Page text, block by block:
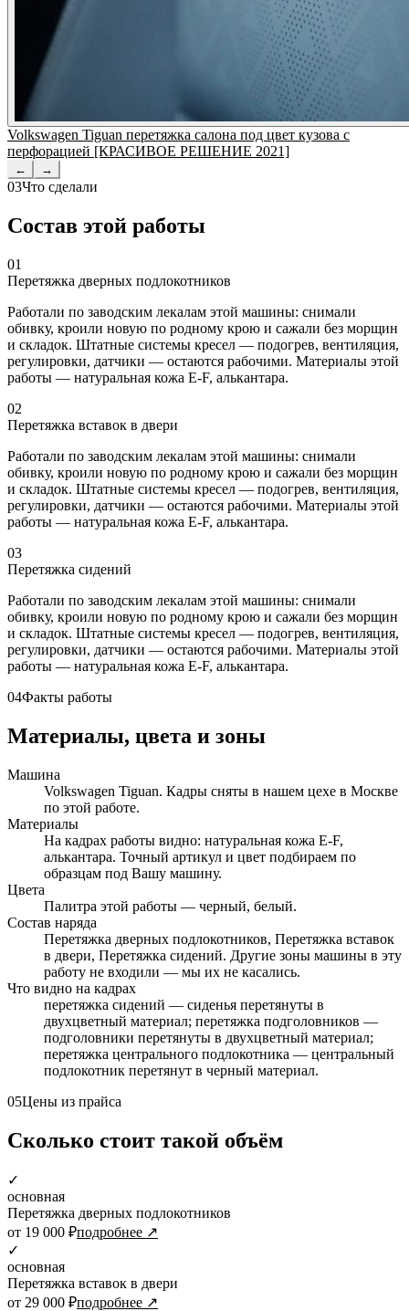
Volkswagen Tiguan перетяжка салона под цвет кузова с
перфорацией [КРАСИВОЕ РЕШЕНИЕ 2021]
← →
03Что сделали
Состав этой работы
01
Перетяжка дверных подлокотников
Работали по заводским лекалам этой машины: снимали
обивку, кроили новую по родному крою и сажали без морщин
и складок. Штатные системы кресел — подогрев, вентиляция,
регулировки, датчики — остаются рабочими. Материалы этой
работы — натуральная кожа E-F, алькантара.
02
Перетяжка вставок в двери
Работали по заводским лекалам этой машины: снимали
обивку, кроили новую по родному крою и сажали без морщин
и складок. Штатные системы кресел — подогрев, вентиляция,
регулировки, датчики — остаются рабочими. Материалы этой
работы — натуральная кожа E-F, алькантара.
03
Перетяжка сидений
Работали по заводским лекалам этой машины: снимали
обивку, кроили новую по родному крою и сажали без морщин
и складок. Штатные системы кресел — подогрев, вентиляция,
регулировки, датчики — остаются рабочими. Материалы этой
работы — натуральная кожа E-F, алькантара.
04Факты работы
Материалы, цвета и зоны
Машина
Volkswagen Tiguan. Кадры сняты в нашем цехе в Москве
по этой работе.
Материалы
На кадрах работы видно: натуральная кожа E-F,
алькантара. Точный артикул и цвет подбираем по
образцам под Вашу машину.
Цвета
Палитра этой работы — черный, белый.
Состав наряда
Перетяжка дверных подлокотников, Перетяжка вставок
в двери, Перетяжка сидений. Другие зоны машины в эту
работу не входили — мы их не касались.
Что видно на кадрах
перетяжка сидений — сиденья перетянуты в
двухцветный материал; перетяжка подголовников —
подголовники перетянуты в двухцветный материал;
перетяжка центрального подлокотника — центральный
подлокотник перетянут в черный материал.
05Цены из прайса
Сколько стоит такой объём
✓
основная
Перетяжка дверных подлокотников
от 19 000 ₽подробнее ↗
✓
основная
Перетяжка вставок в двери
от 29 000 ₽подробнее ↗